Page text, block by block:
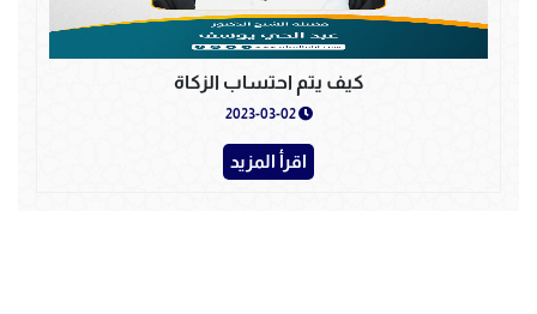
كيف يتم احتساب الزكاة
2023-03-02
اقرأ المزيد